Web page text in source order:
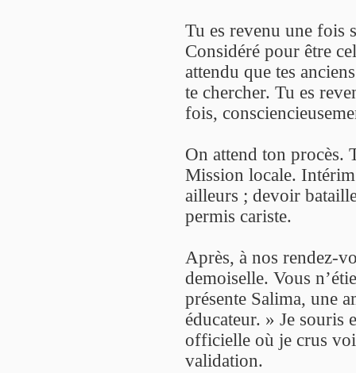
Tu es revenu une fois
Considéré pour être
attendu que tes
te chercher. Tu es
fois,
On attend ton procès.
Mission locale.
ailleurs ; devoir
permis cariste.
Après, à nos rendez-
demoiselle. Vous
présente Salima, une
éducateur. » Je souris
officielle où je crus
validation.